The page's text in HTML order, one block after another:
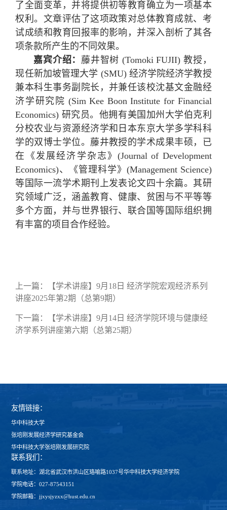
了全面变革，并将提供初等教育确立为一项基本
权利。文章评估了这项政策对总体教育成就、考
试成绩和教育回报率的影响，并深入剖析了其各
项条款所产生的不同效果。
嘉宾介绍： 藤井智树 (Tomoki FUJII)教授，
现任新加坡管理大学 (SMU) 经济学院经济学教授
兼本科生事务副院长，并兼任该校沈基文金融经
济学研究院 (Sim Kee Boon Institute for Financial
Economics) 研究员。他拥有美国加州大学伯克利
分校农业与资源经济学和日本东京大学多学科科
学的双博士学位。藤井教授的学术成果丰硕，已
在《发展经济学杂志》(Journal of Development
Economics)、《管理科学》 (Management Science)
等国际一流学术期刊上发表论文四十余篇。其研
究领域广泛，涵盖教育、健康、贫困与不平等等
多个方面，并与世界银行、联合国等国际组织拥
有丰富的项目合作经验。
上一篇：
【学术讲座】9月18日 经济学院宏观经济系列
讲座2025年第2期（总第9期）
下一篇：
【学术讲座】9月14日 经济学院环境与健康经
济学系列讲座第六期（总第25期）
友情链接：
华中科技大学
张培刚发展经济学研究基金会
华中科技大学张培刚发展研究院
联系我们：
联系地址：湖北省武汉市洪山区珞喻路1037号华中科技大学经济学院
学院电话：027-87543151
学院邮箱：jjxysjyzxx@hust.edu.cn